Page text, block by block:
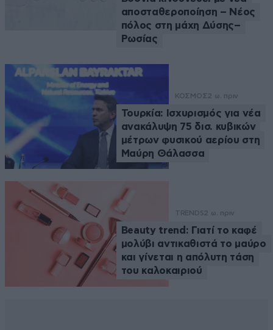
αποσταθεροποίηση – Νέος
πόλος στη μάχη Δύσης–
Ρωσίας
ΚΟΣΜΟΣ2 ω. πριν
Τουρκία: Ισχυρισμός για νέα
ανακάλυψη 75 δισ. κυβικών
μέτρων φυσικού αερίου στη
Μαύρη Θάλασσα
TRENDS2 ω. πριν
Beauty trend: Γιατί το καφέ
μολύβι αντικαθιστά το μαύρο
και γίνεται η απόλυτη τάση
του καλοκαιριού